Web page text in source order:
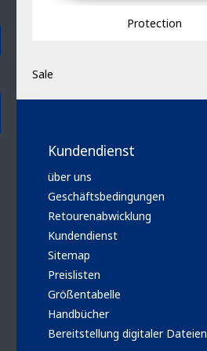
Protection
Sale
Kundendienst
über uns
Geschäftsbedingungen
Retourenabwicklung
Kundendienst
Sitemap
Preislisten
Größentabelle
Handbücher
Bereitstellung digitaler Dateien